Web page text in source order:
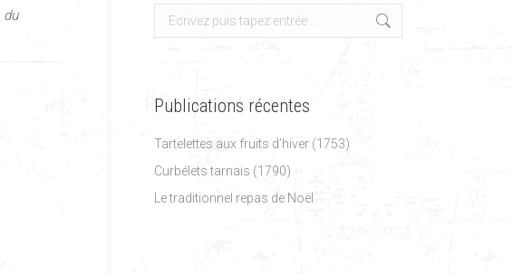
du
Search:
Publications récentes
Tartelettes aux fruits d’hiver (1753)
Curbélets tarnais (1790)
Le traditionnel repas de Noël